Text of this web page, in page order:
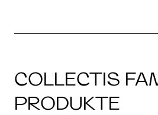
COLLECTIS
PRODUKTE